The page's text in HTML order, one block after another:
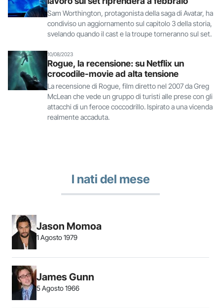
Sam Worthington, protagonista della saga di Avatar, ha
condiviso un aggiornamento sul capitolo 3 della storia,
svelando quando il cast e la troupe torneranno sul set.
10/08/2023
Rogue, la recensione: su Netflix un
crocodile-movie ad alta tensione
La recensione di Rogue, film diretto nel 2007 da Greg
McLean che vede un gruppo di turisti alle prese con gli
attacchi di un feroce coccodrillo. Ispirato a una vicenda
realmente accaduta.
I nati del mese
Jason Momoa
1 Agosto 1979
James Gunn
5 Agosto 1966